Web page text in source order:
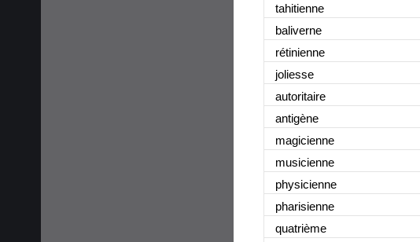
tahitienne
baliverne
rétinienne
joliesse
autoritaire
antigène
magicienne
musicienne
physicienne
pharisienne
quatrième